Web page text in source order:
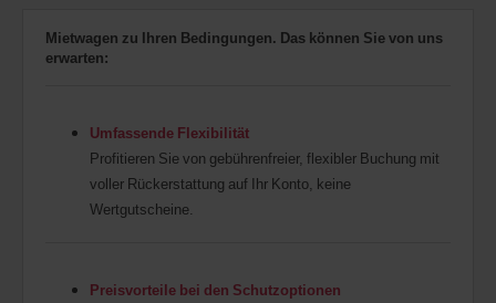
Mietwagen zu Ihren Bedingungen. Das können Sie von uns
erwarten:
Umfassende Flexibilität
Profitieren Sie von gebührenfreier, flexibler Buchung mit
voller Rückerstattung auf Ihr Konto, keine
Wertgutscheine.
Preisvorteile bei den Schutzoptionen